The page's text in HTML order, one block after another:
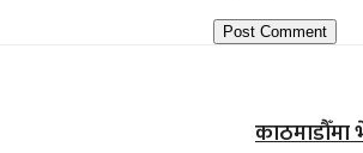
काठमाडौँमा